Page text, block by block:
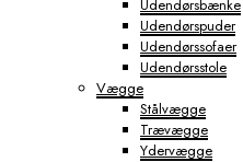
Udendørsbænke
Udendørspuder
Udendørssofaer
Udendørsstole
Vægge
Stålvægge
Trævægge
Ydervægge